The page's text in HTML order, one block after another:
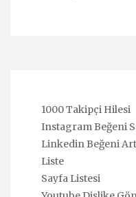
1000 Takipçi Hilesi
Instagram Beğeni
Linkedin Beğeni
Liste
Sayfa Listesi